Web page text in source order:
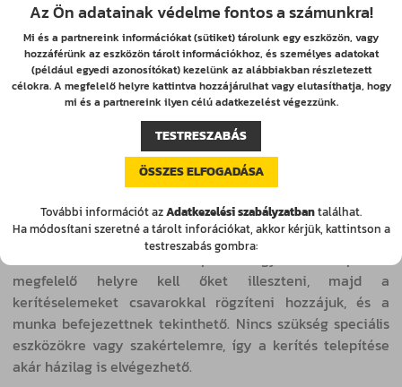
3D kerítés bilincs
A 3D kerítésbilincs acélból készül, ami megfelelően erős
és stabil ahhoz, hogy akár extra terhelést is elviseljen. A
bilincseket a kerítéselemekhez és az oszlopokhoz
hasonlóan horganyzással és porfestéssel látják el a
korrózióvédelem, a hosszú élettartam és az esztétikus
megjelenés érdekében.
A tábláskerítés-bilincs telepítése egyszerű: csupán a
megfelelő helyre kell őket illeszteni, majd a
kerítéselemeket csavarokkal rögzíteni hozzájuk, és a
munka befejezettnek tekinthető. Nincs szükség speciális
eszközökre vagy szakértelemre, így a kerítés telepítése
akár házilag is elvégezhető.
Az Ön adatainak védelme fontos a számunkra!
Mi és a partnereink információkat (sütiket) tárolunk egy eszközön, vagy
hozzáférünk az eszközön tárolt információkhoz, és személyes adatokat
(például egyedi azonosítókat) kezelünk az alábbiakban részletezett
célokra. A megfelelő helyre kattintva hozzájárulhat vagy elutasíthatja, hogy
mi és a partnereink ilyen célú adatkezelést végezzünk.
TESTRESZABÁS
ÖSSZES ELFOGADÁSA
További információt azAdatkezelési szabályzatbantalálhat.
Ha módosítani szeretné a tárolt inforációkat, akkor kérjük, kattintson a
testreszabás gombra: